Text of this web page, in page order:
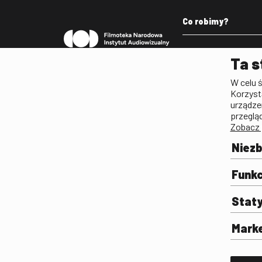
Co robimy?
Biogramy.pl. Polski
Filmoteka Szkolna
Olimpiada Wiedzy o
Komunikacji
Repozytorium Cyfrowe
Wynajem przestrzeni
Ta
W celu